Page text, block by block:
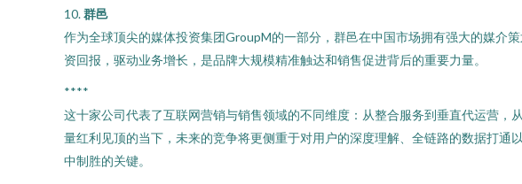
10.群邑
作为全球顶尖的媒体投资集团GroupM的一部分，群邑在中国市场拥有强大的媒介
资回报，驱动业务增长，是品牌大规模精准触达和销售促进背后的重要力量。
****
这十家公司代表了互联网营销与销售领域的不同维度：从整合服务到垂直代运营，
量红利见顶的当下，未来的竞争将更侧重于对用户的深度理解、全链路的数据打
中制胜的关键。